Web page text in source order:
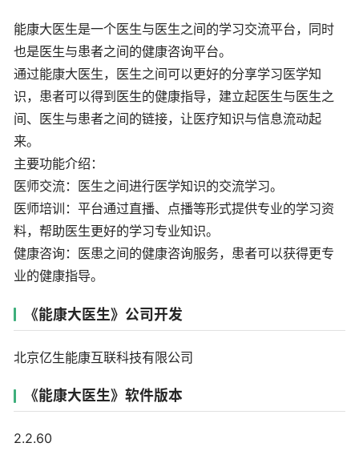
能康大医生是一个医生与医生之间的学习交流平台，同时
也是医生与患者之间的健康咨询平台。
通过能康大医生，医生之间可以更好的分享学习医学知
识，患者可以得到医生的健康指导，建立起医生与医生之
间、医生与患者之间的链接，让医疗知识与信息流动起
来。
主要功能介绍：
医师交流：医生之间进行医学知识的交流学习。
医师培训：平台通过直播、点播等形式提供专业的学习资
料，帮助医生更好的学习专业知识。
健康咨询：医患之间的健康咨询服务，患者可以获得更专
业的健康指导。
《能康大医生》公司开发
北京亿生能康互联科技有限公司
《能康大医生》软件版本
2.2.60